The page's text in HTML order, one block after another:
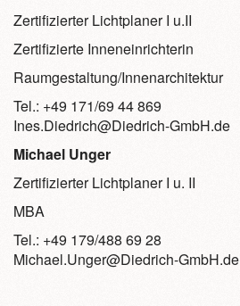
Zertifizierter Lichtplaner I u.II
Zertifizierte Inneneinrichterin
Raumgestaltung/Innenarchitektur
Tel.: +49 171/69 44 869
Ines.Diedrich@Diedrich-GmbH.de
Michael Unger
Zertifizierter Lichtplaner I u. II
MBA
Tel.: +49 179/488 69 28
Michael.Unger@Diedrich-GmbH.de